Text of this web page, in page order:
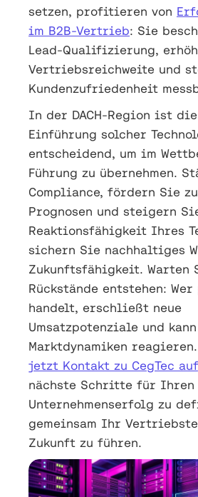
setzen, profitieren von
im B2B-Vertrieb: Sie
Lead-Qualifizierung,
Vertriebsreichweite und
Kundenzufriedenheit
In der DACH-Region ist
Einführung solcher
entscheidend, um im
Führung zu übernehmen.
Compliance, fördern Sie
Prognosen und steigern
Reaktionsfähigkeit Ihres
sichern Sie nachhaltiges
Zukunftsfähigkeit. Warten
Rückstände entstehen:
handelt, erschließt neue
Umsatzpotenziale und
Marktdynamiken reagieren.
jetzt Kontakt zu CegTec auf
nächste Schritte für Ihren
Unternehmenserfolg zu
gemeinsam Ihr
Zukunft zu führen.